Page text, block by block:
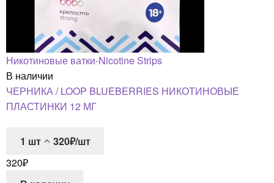
Никотиновые ватки-Nicotine Strips
В наличии
ЧЕРНИКА / LOOP BLUEBERRIES НИКОТИНОВЫЕ
ПЛАСТИНКИ 12 МГ
1 шт
320₽/шт
320₽